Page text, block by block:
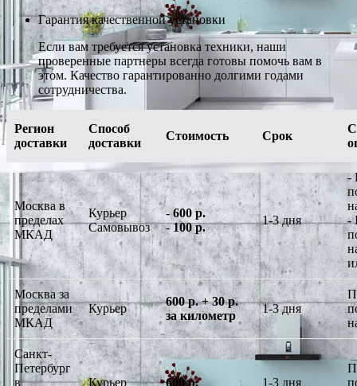
Гарантия качественной установки
Если вам требуется установка техники, наши
проверенные партнеры всегда готовы помочь вам в
этом. Качество гарантированно долгими годами
сотрудничества.
Регион
доставки
Способ
доставки
Стоимость Срок
Москва в
пределах
МКАД
Курьер
Самовывоз
-600 р.
-100 р.
1-3 дня
-
-
Москва за
пределами
МКАД
Курьер
600 р. + 30 р.
за километр
1-3 дня
Санкт-
Петербург
в
Курьер 600 р. 1-3 дня